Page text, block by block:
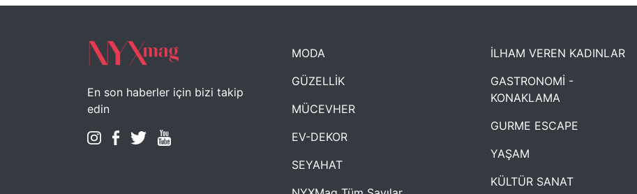
En son haberler için bizi takip
edin
MODA
GÜZELLİK
MÜCEVHER
EV-DEKOR
SEYAHAT
İLHAM VEREN KADINLAR
GASTRONOMİ -
KONAKLAMA
GURME ESCAPE
YAŞAM
KÜLTÜR SANAT